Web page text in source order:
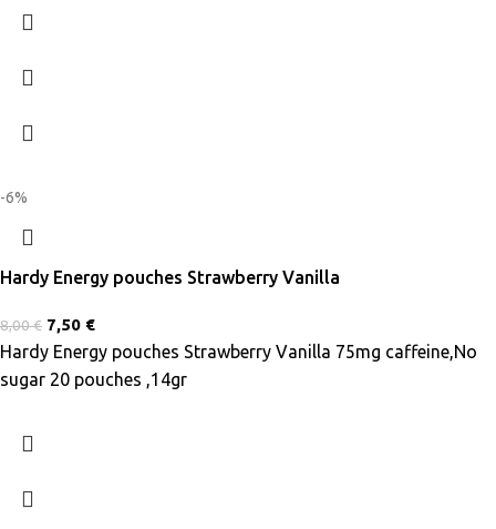
-6%
Hardy Energy pouches Strawberry Vanilla
8,00€ 7,50 €
Hardy Energy pouches Strawberry Vanilla 75mg caffeine,No
sugar 20 pouches ,14gr